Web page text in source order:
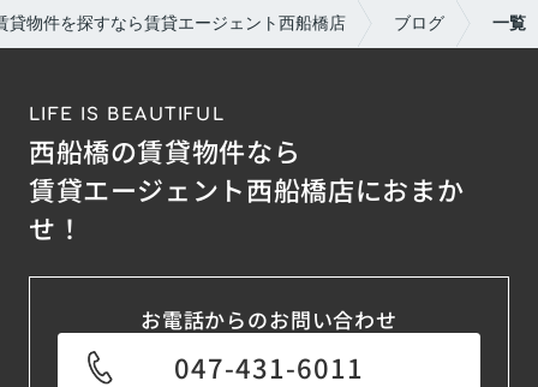
貸物件を探すなら賃貸エージェント西船橋店 ブログ 一覧
LIFE IS BEAUTIFUL
西船橋の賃貸物件なら
賃貸エージェント西船橋店におまか
せ！
お電話からのお問い合わせ
047-431-6011